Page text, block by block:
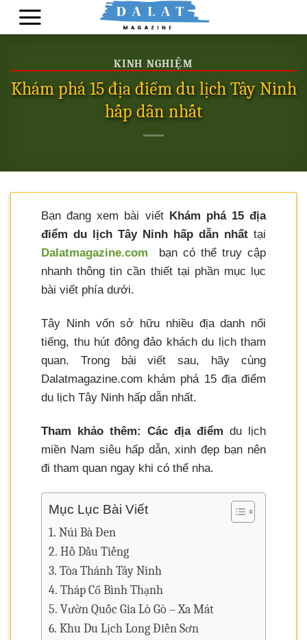
Skip
KINH NGHIỆM
Khám phá 15 địa điểm du lịch Tây Ninh
hấp dẫn nhất
Bạn đang xem bài viết Khám phá 15 địa
điểm du lịch Tây Ninh hấp dẫn nhất tại
Dalatmagazine.com
bạn có thể truy cập
nhanh thông tin cần thiết tại phần mục lục
bài viết phía dưới.
Tây Ninh vốn sở hữu nhiều địa danh nổi
tiếng, thu hút đông đảo khách du lịch tham
quan. Trong bài viết sau, hãy cùng
Dalatmagazine.com khám phá 15 địa điểm
du lịch Tây Ninh hấp dẫn nhất.
Tham khảo thêm: Các địa điểm du lịch
miền Nam siêu hấp dẫn, xinh đẹp bạn nên
đi tham quan ngay khi có thể nha.
Mục Lục Bài Viết
Núi Bà Đen
Hồ Dầu Tiếng
Tòa Thánh Tây Ninh
Tháp Cổ Bình Thạnh
Vườn Quốc Gia Lò Gò – Xa Mát
Khu Du Lịch Long Điền Sơn